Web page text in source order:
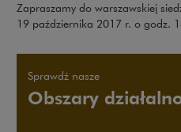
Zapraszamy do warszawskiej
19 października 2017 r. o godz.
Sprawdź nasze
Obszary